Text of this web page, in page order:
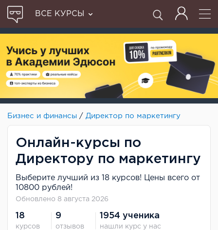
ВСЕ КУРСЫ
Бизнес и финансы / Директор по маркетингу
Онлайн-курсы по
Директору по маркетингу
Выберите лучший из 18 курсов! Цены всего от
10800 рублей!
Обновлено 8 августа 2026
18
курсов
9
отзывов
1954 ученика
нашли курс у нас